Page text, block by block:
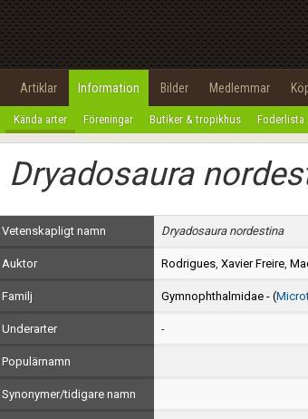
Artiklar Information Bilder Medlemmar
Kända arter Föreningar Butiker & tropikhus Foderlista
Dryadosaura
Vetenskapligt namn Dryadosaura nordestina
Auktor Rodrigues, Xavier Freire,
Familj Gymnophthalmidae - (
Underarter -
Populärnamn
Synonymer/tidigare namn
Utför
100%
OK
integritetspolicy
Namn:
Epost:
Användarnamn:
Lösenord:
Terms of Service
Begär nytt lösenord